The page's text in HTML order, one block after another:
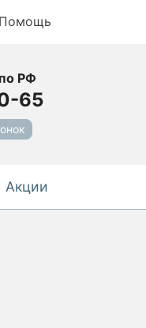
Помощь
РФ
65
Акции